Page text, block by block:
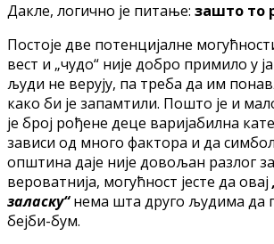
Дакле, логично је питање: зашто то
Постоје две потенцијалне
вест и „чудо“ није добро примило у
људи не верују, па треба да им
како би је запамтили. Пошто је и
је број рођене деце варијабилна
зависи од много фактора и да
општина даје није довољан разлог
вероватнија, могућност јесте да овај
заласку“нема шта друго људима да
бејби-бум.